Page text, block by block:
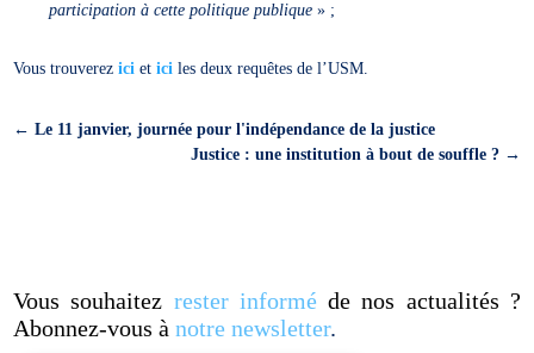
participation à cette politique publique » ;
Vous trouverezici etici les deux requêtes de l’USM.
←Le 11 janvier, journée pour l'indépendance de la justice
Justice : une institution à bout de souffle ?→
Vous souhaitez rester informéde nos actualités ?
Abonnez-vous ànotre newsletter.